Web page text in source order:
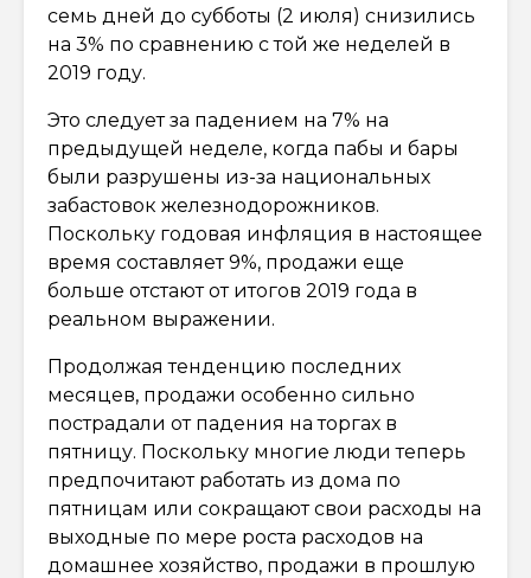
семь дней до субботы (2 июля) снизились
на 3% по сравнению с той же неделей в
2019 году.
Это следует за падением на 7% на
предыдущей неделе, когда пабы и бары
были разрушены из-за национальных
забастовок железнодорожников.
Поскольку годовая инфляция в настоящее
время составляет 9%, продажи еще
больше отстают от итогов 2019 года в
реальном выражении.
Продолжая тенденцию последних
месяцев, продажи особенно сильно
пострадали от падения на торгах в
пятницу. Поскольку многие люди теперь
предпочитают работать из дома по
пятницам или сокращают свои расходы на
выходные по мере роста расходов на
домашнее хозяйство, продажи в прошлую